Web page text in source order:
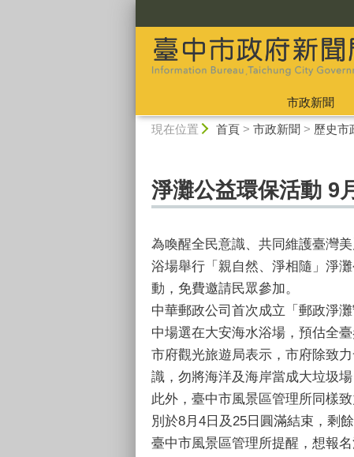
市政新聞
現在位置 首頁> 市政新聞 > 歷史市
淨灘公益環保活動 9
為喚醒全民意識、共同維護臺灣
浴場舉行「親自然、淨相隨」淨
動，免費邀請民眾參加。
中華郵政公司首次成立「郵政淨
中場選在大安海水浴場，預估全
市府觀光旅遊局表示，市府除致
識，勿將海洋及海岸當成大垃圾場
此外，臺中市風景區管理所同樣
別於8月4日及25日圓滿結束，剩
臺中市風景區管理所提醒，想報